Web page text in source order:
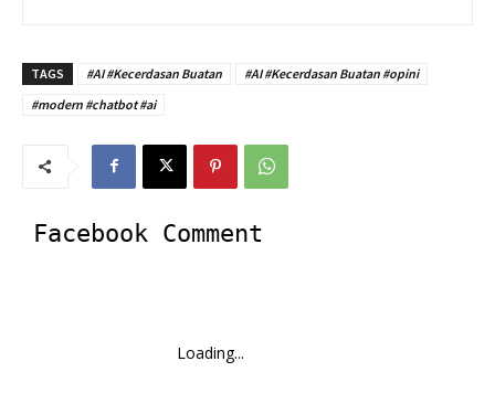
TAGS #AI #Kecerdasan Buatan
#AI #Kecerdasan Buatan #opini
#modern #chatbot #ai
Facebook Comment
Loading...